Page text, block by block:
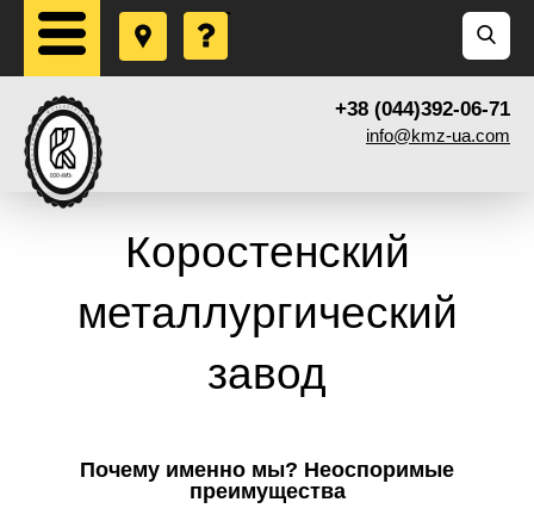
+38 (044)392-06-71
info@kmz-ua.com
Коростенский
металлургический
завод
Почему именно мы? Неоспоримые
преимущества